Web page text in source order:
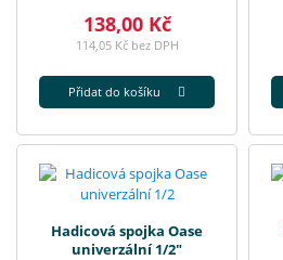
138,00 Kč
114,05 Kč bez DPH
Přidat do košíku
Hadicová spojka Oase
univerzální 1/2"